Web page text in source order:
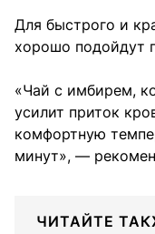
Для быстрого и
хорошо подойдут
«Чай с имбирем,
усилит приток
комфортную
минут», —
ЧИТАЙТЕ